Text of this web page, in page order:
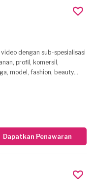
dengan sub-spesialisasi
profil, komersil,
model, fashion, beauty
junior sampai yang
Dapatkan Penawaran